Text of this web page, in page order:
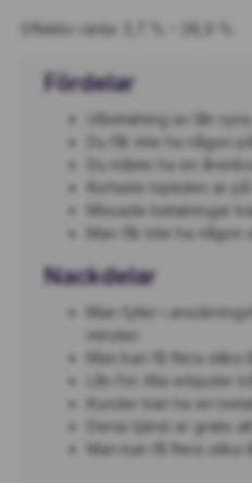
Effektiv ränta: 3,7 % – 26,9 %
Fördelar
Utbetalning av lån
Du får inte ha någon
Du måste ha en
Kortaste löptiden är på
Missade betalningar
Man får inte ha någon
Nackdelar
Man fyller i
minuter.
Man kan få flera olika
Lån För Alla erbjuder
Kunder kan ha en
Deras tjänst är gratis
Man kan få flera olika